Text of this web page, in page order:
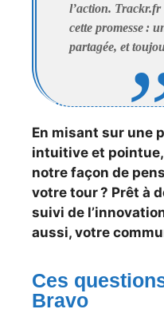
l’action. Trackr.fr
cette promesse :
partagée, et
En misant sur une
intuitive et
notre façon de
votre tour ? Prêt à
suivi de
aussi, votre
Ces
Bravo